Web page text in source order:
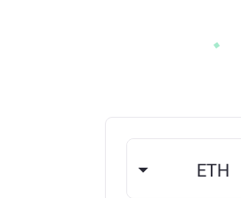
ETH